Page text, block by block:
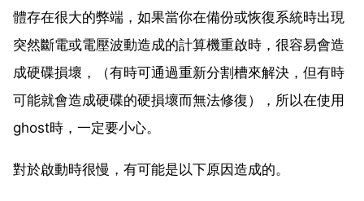
體存在很大的弊端，如果當你在備份或恢復系統時出現
突然斷電或電壓波動造成的計算機重啟時，很容易會造
成硬碟損壞，（有時可通過重新分割槽來解決，但有時
可能就會造成硬碟的硬損壞而無法修復），所以在使用
ghost時，一定要小心。
對於啟動時很慢，有可能是以下原因造成的。